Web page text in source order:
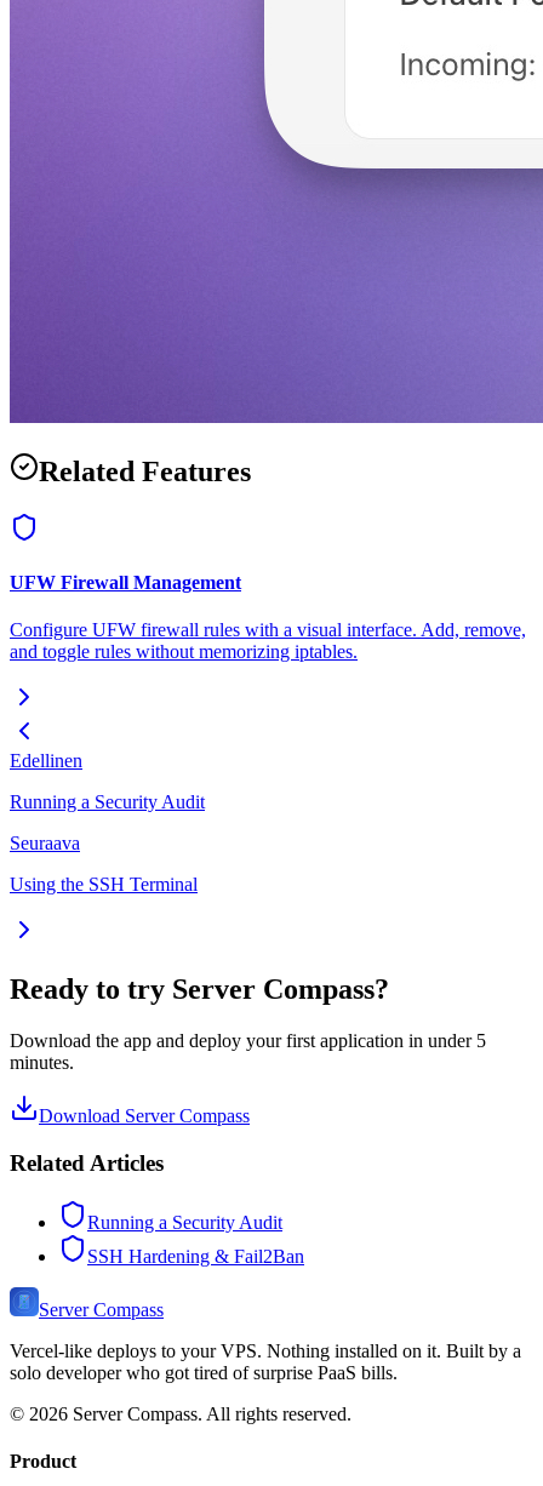
Related Features
UFW Firewall Management
Configure UFW firewall rules with a visual interface. Add, remove,
and toggle rules without memorizing iptables.
Edellinen
Running a Security Audit
Seuraava
Using the SSH Terminal
Ready to try Server Compass?
Download the app and deploy your first application in under 5
minutes.
Download Server Compass
Related Articles
Running a Security Audit
SSH Hardening & Fail2Ban
Server Compass
Vercel-like deploys to your VPS. Nothing installed on it. Built by a
solo developer who got tired of surprise PaaS bills.
© 2026 Server Compass. All rights reserved.
Product